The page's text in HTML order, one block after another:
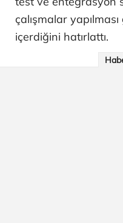
çalışmalar
içerdiğini hatırlattı.